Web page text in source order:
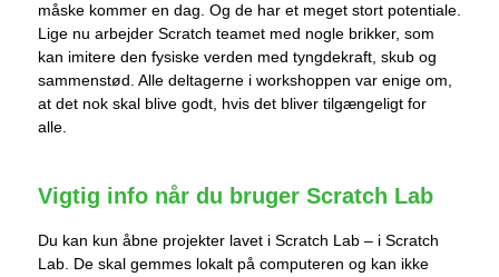
måske kommer en dag. Og de har et meget stort potentiale.
Lige nu arbejder Scratch teamet med nogle brikker, som
kan imitere den fysiske verden med tyngdekraft, skub og
sammenstød. Alle deltagerne i workshoppen var enige om,
at det nok skal blive godt, hvis det bliver tilgængeligt for
alle.
Vigtig info når du bruger Scratch Lab
Du kan kun åbne projekter lavet i Scratch Lab – i Scratch
Lab. De skal gemmes lokalt på computeren og kan ikke